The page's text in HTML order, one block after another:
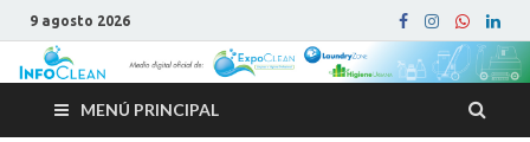
9 agosto 2026
MENÚ PRINCIPAL